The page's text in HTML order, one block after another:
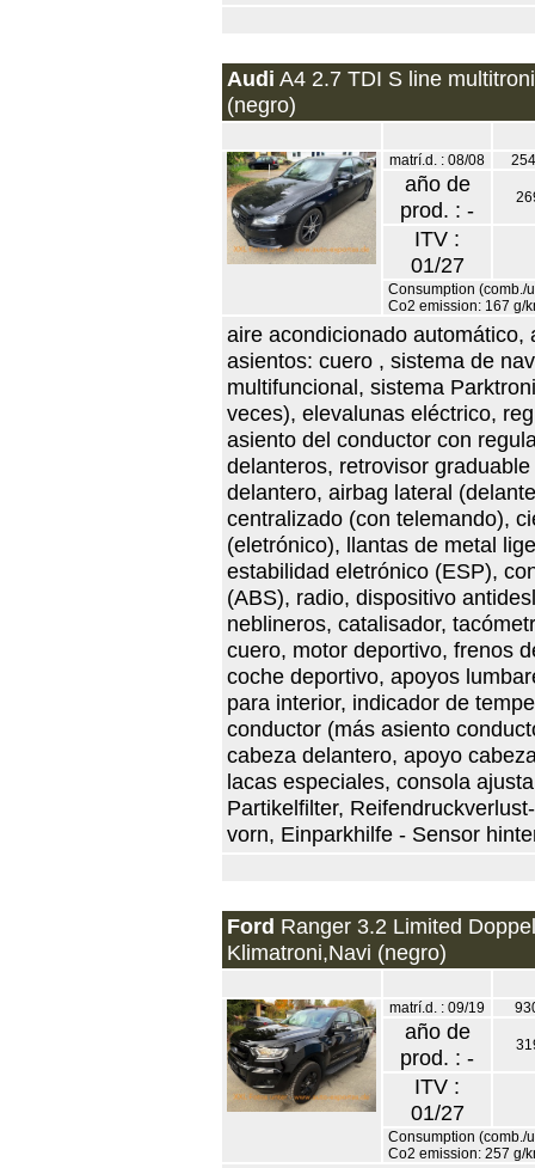
Audi A4 2.7 TDI S line
(negro)
matrí.d. : 08/08
año de
prod. : -
ITV :
01/27
Consumption (comb./
Co2 emission: 167 g/
aire acondicionado
asientos: cuero , sistema de
multifuncional, sistema
veces), elevalunas eléctrico,
asiento del conductor con
delanteros, retrovisor
delantero, airbag lateral
centralizado (con telemando),
(eletrónico), llantas de metal
estabilidad eletrónico (ESP),
(ABS), radio, dispositivo
neblineros, catalisador,
cuero, motor deportivo, frenos
coche deportivo, apoyos
para interior, indicador de
conductor (más asiento
cabeza delantero, apoyo
lacas especiales, consola
Partikelfilter,
vorn, Einparkhilfe - Sensor
Ford Ranger 3.2 Limited
Klimatroni,Navi (negro)
matrí.d. : 09/19
año de
prod. : -
ITV :
01/27
Consumption (comb./
Co2 emission: 257 g/